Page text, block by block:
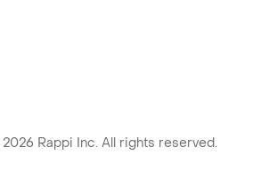
2026 Rappi Inc. All rights reserved.